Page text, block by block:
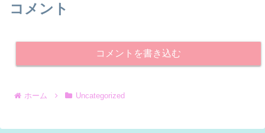
コメント
コメントを書き込む
ホーム Uncategorized